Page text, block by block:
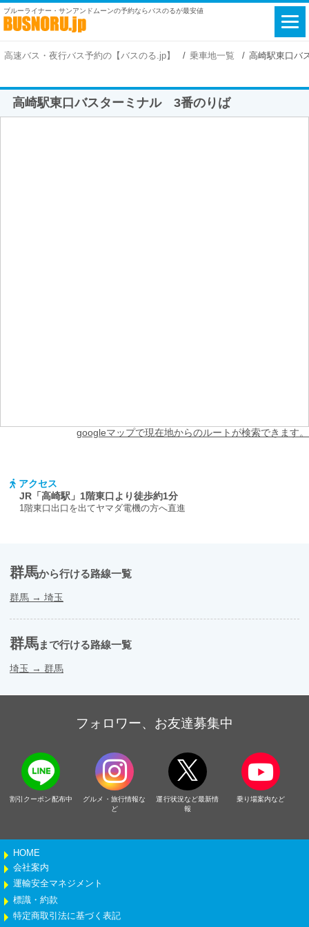
ブルーライナー・サンアンドムーンの予約ならバスのるが最安値
高速バス・夜行バス予約の【バスのる.jp】 乗車地一覧 高崎駅東口バ
高崎駅東口バスターミナル 3番のりば
googleマップで現在地からのルートが検索できます。
アクセス
JR「高崎駅」1階東口より徒歩約1分
1階東口出口を出てヤマダ電機の方へ直進
群馬から行ける路線一覧
群馬 → 埼玉
群馬まで行ける路線一覧
埼玉 → 群馬
フォロワー、お友達募集中
割引クーポン配布中
グルメ・旅行情報な
ど
運行状況など最新情
報
乗り場案内など
HOME
会社案内
運輸安全マネジメント
標識・約款
特定商取引法に基づく表記